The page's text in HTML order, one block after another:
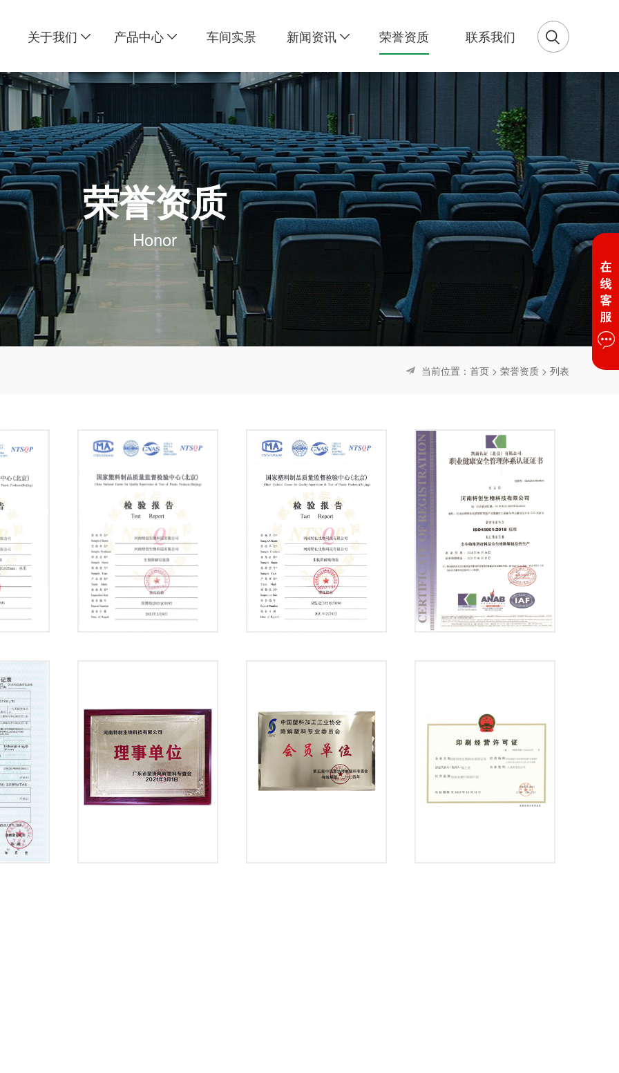
关于我们 产品中心 车间实景 新闻资讯 荣誉资质 联系我们
荣誉资质
Honor
当前位置： 首页 > 荣誉资质 > 列表